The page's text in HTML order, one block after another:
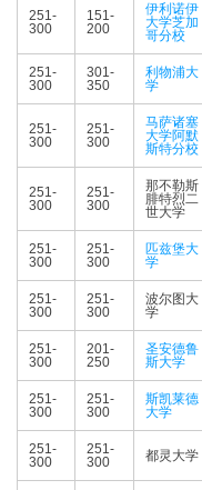
251-
300
151-
200
伊利诺伊
大学芝加
哥分校
251-
300
301-
350
利物浦大
学
251-
300
251-
300
马萨诸塞
大学阿默
斯特分校
251-
300
251-
300
那不勒斯
腓特烈二
世大学
251-
300
251-
300
匹兹堡大
学
251-
300
251-
300
波尔图大
学
251-
300
201-
250
圣安德鲁
斯大学
251-
300
251-
300
斯凯莱德
大学
251-
300
251-
300
都灵大学